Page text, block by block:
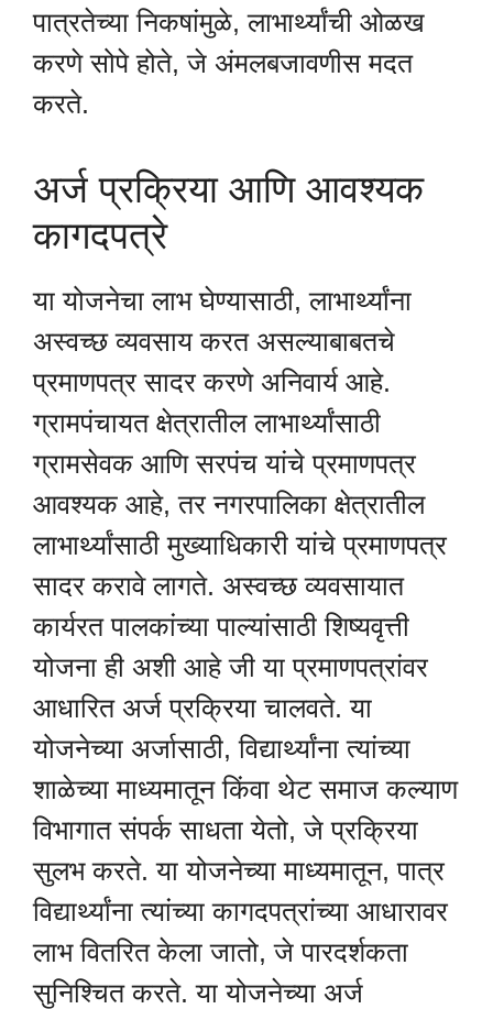
पात्रतेच्या निकषांमुळे, लाभार्थ्यांची ओळख
करणे सोपे होते, जे अंमलबजावणीस मदत
करते.
अर्ज प्रक्रिया आणि आवश्यक
कागदपत्रे
या योजनेचा लाभ घेण्यासाठी, लाभार्थ्यांना
अस्वच्छ व्यवसाय करत असल्याबाबतचे
प्रमाणपत्र सादर करणे अनिवार्य आहे.
ग्रामपंचायत क्षेत्रातील लाभार्थ्यांसाठी
ग्रामसेवक आणि सरपंच यांचे प्रमाणपत्र
आवश्यक आहे, तर नगरपालिका क्षेत्रातील
लाभार्थ्यांसाठी मुख्याधिकारी यांचे प्रमाणपत्र
सादर करावे लागते. अस्वच्छ व्यवसायात
कार्यरत पालकांच्या पाल्यांसाठी शिष्यवृत्ती
योजना ही अशी आहे जी या प्रमाणपत्रांवर
आधारित अर्ज प्रक्रिया चालवते. या
योजनेच्या अर्जासाठी, विद्यार्थ्यांना त्यांच्या
शाळेच्या माध्यमातून किंवा थेट समाज कल्याण
विभागात संपर्क साधता येतो, जे प्रक्रिया
सुलभ करते. या योजनेच्या माध्यमातून, पात्र
विद्यार्थ्यांना त्यांच्या कागदपत्रांच्या आधारावर
लाभ वितरित केला जातो, जे पारदर्शकता
सुनिश्चित करते. या योजनेच्या अर्ज